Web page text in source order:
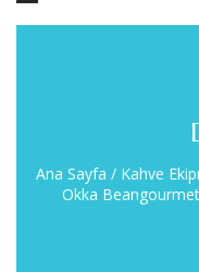
Ana Sayfa / Kahve
Okka